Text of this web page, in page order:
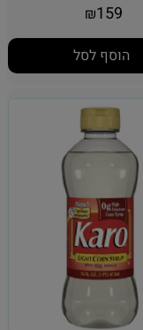
₪159
הוסף לסל